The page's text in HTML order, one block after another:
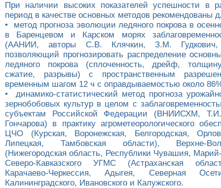
При наличии высоких показателей успешности в
период в качестве основных методов рекомендованы
• метод прогноза эволюции ледяного покрова в
в Баренцевом и Карском морях
(ААНИИ, авторы С.В. Клячкин, З.М. Гудкович,
позволяющий прогнозировать распределение
ледяного покрова (сплоченность, дрейф,
сжатие, разрывы) с пространственным
временным шагом 12 ч с оправдываемостью около
• динамико-статистический метод прогноза
зернобобовых культур в целом с
субъектам Российской Федерации (ВНИИСХМ,
Гончарова) в практику агрометеорологического
ЦЧО (Курская, Воронежская, Белгородская,
Липецкая, Тамбовская области), Верхне-
(Нижегородская область, Республики Чувашия,
Северо-Кавказского УГМС (Астраханская
Карачаево-Черкессия, Адыгея, Северная
Калининградского, Ивановского и Калужского.